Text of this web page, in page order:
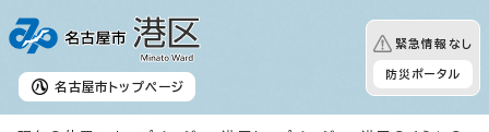
名古屋市 トップページ
緊急情報なし
防災ポータル